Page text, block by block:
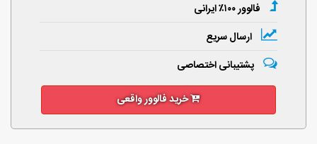
فالوور ۱۰۰٪ ایرانی
ارسال سریع
پشتیبانی اختصاصی
خرید فالوور واقعی